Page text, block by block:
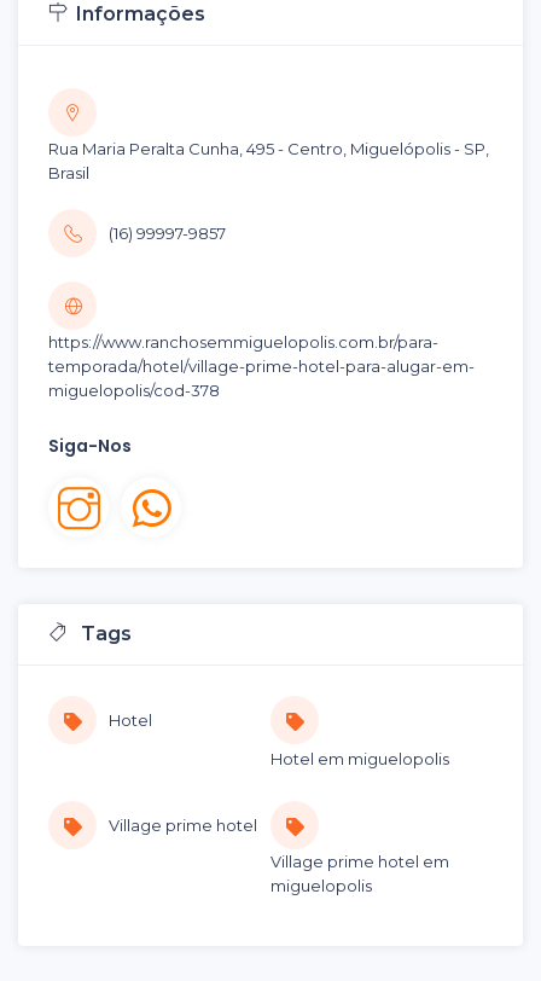
Informações
Rua Maria Peralta Cunha, 495 - Centro, Miguelópolis - SP,
Brasil
(16) 99997-9857
https://www.ranchosemmiguelopolis.com.br/para-
temporada/hotel/village-prime-hotel-para-alugar-em-
miguelopolis/cod-378
Siga-Nos
Tags
Hotel
Hotel em miguelopolis
Village prime hotel
Village prime hotel em
miguelopolis